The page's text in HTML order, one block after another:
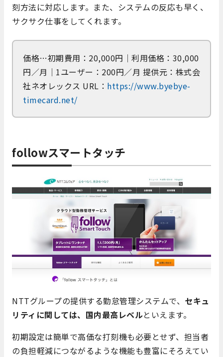
刻方法に対応します。また、システムの反応も早く、
サクサク仕事をしてくれます。
価格…初期費用：20,000円｜利用価格：30,000
円／月｜1ユーザー：200円／月 提供元：株式会
社ネオレックス URL： https://www.byebye-
timecard.net/
followスマートタッチ
NTTグループの提供する勤怠管理システムで、 セキュ
リティに関しては、国内最高レベルといえます。
初期設定は簡単で高価な打刻機も必要とせず、担当者
の負担軽減につながるような機能も豊富にそろえてい